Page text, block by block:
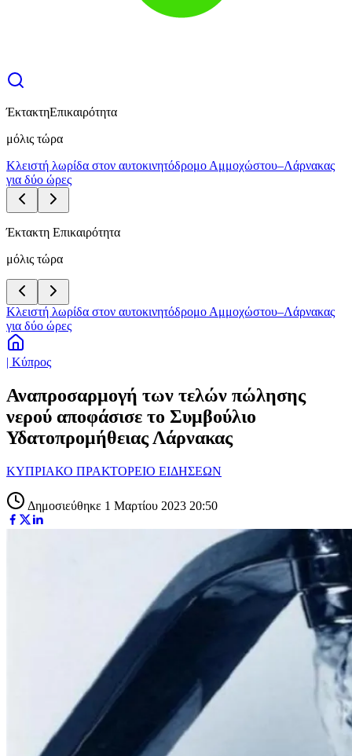
ΈκτακτηΕπικαιρότητα
μόλις τώρα
Κλειστή λωρίδα στον αυτοκινητόδρομο Αμμοχώστου–Λάρνακας
για δύο ώρες
Έκτακτη Επικαιρότητα
μόλις τώρα
Κλειστή λωρίδα στον αυτοκινητόδρομο Αμμοχώστου–Λάρνακας
για δύο ώρες
| Κύπρος
Αναπροσαρμογή των τελών πώλησης
νερού αποφάσισε το Συμβούλιο
Υδατοπρομήθειας Λάρνακας
ΚΥΠΡΙΑΚΟ ΠΡΑΚΤΟΡΕΙΟ ΕΙΔΗΣΕΩΝ
Δημοσιεύθηκε 1 Μαρτίου 2023 20:50